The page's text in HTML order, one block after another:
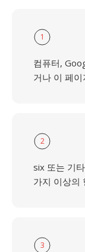
1
컴퓨터,
거나 이 페
2
six 또는 기
가지 이상의
3